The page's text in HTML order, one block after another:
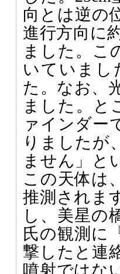
向とは逆の
進行方向に
ました。こ
いていまし
た。なお、
ました。と
ァインダー
りましたが
ません」と
この天体は
推測されま
し、美星の
氏の観測に
撃したと連
噴射ではな